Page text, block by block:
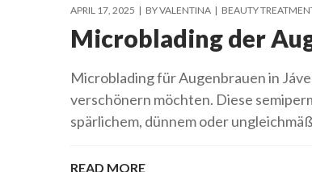
APRIL 17, 2025 BYVALENTINA BEAUTY
Microblading der
Microblading für Augenbrauen in
verschönern möchten. Diese
spärlichem, dünnem oder
READ MORE